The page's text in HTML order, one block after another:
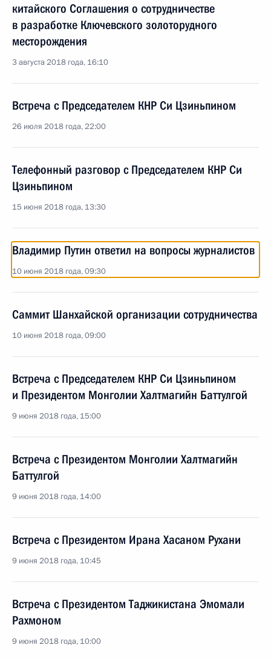
китайского Соглашения о сотрудничестве
в разработке Ключевского золоторудного
месторождения
3 августа 2018 года, 16:10
Встреча с Председателем КНР Си Цзиньпином
26 июля 2018 года, 22:00
Телефонный разговор с Председателем КНР Си
Цзиньпином
15 июня 2018 года, 13:30
Владимир Путин ответил на вопросы журналистов
10 июня 2018 года, 09:30
Саммит Шанхайской организации сотрудничества
10 июня 2018 года, 09:00
Встреча с Председателем КНР Си Цзиньпином
и Президентом Монголии Халтмагийн Баттулгой
9 июня 2018 года, 15:00
Встреча с Президентом Монголии Халтмагийн
Баттулгой
9 июня 2018 года, 14:00
Встреча с Президентом Ирана Хасаном Рухани
9 июня 2018 года, 10:45
Встреча с Президентом Таджикистана Эмомали
Рахмоном
9 июня 2018 года, 10:00